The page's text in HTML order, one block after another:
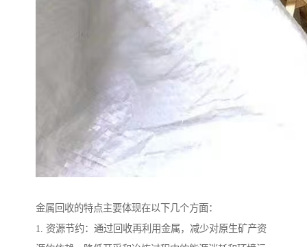
金属回收的特点主要体现在以下几个方面：
1. 资源节约：通过回收再利用金属，减少对原生矿产资